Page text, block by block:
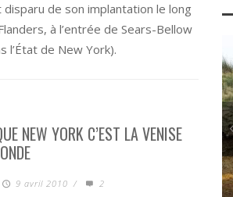
de son implantation le long
à l’entrée de Sears-Bellow
l’État de New York).
NEW YORK C’EST LA VENISE
9 avril 2010 / 2